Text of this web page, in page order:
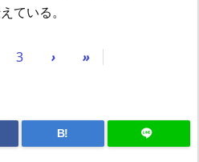
ている。
3 › »
B!